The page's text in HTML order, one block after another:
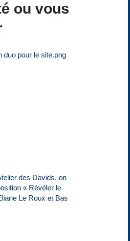
ou vous